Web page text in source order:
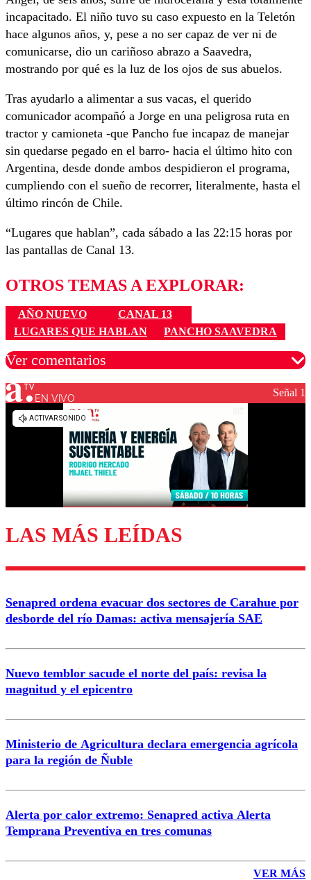
incapacitado. El niño tuvo su caso expuesto en la Teletón
hace algunos años, y, pese a no ser capaz de ver ni de
comunicarse, dio un cariñoso abrazo a Saavedra,
mostrando por qué es la luz de los ojos de sus abuelos.
Tras ayudarlo a alimentar a sus vacas, el querido
comunicador acompañó a Jorge en una peligrosa ruta en
tractor y camioneta -que Pancho fue incapaz de manejar
sin quedarse pegado en el barro- hacia el último hito con
Argentina, desde donde ambos despidieron el programa,
cumpliendo con el sueño de recorrer, literalmente, hasta el
último rincón de Chile.
“Lugares que hablan”, cada sábado a las 22:15 horas por
las pantallas de Canal 13.
OTROS TEMAS A EXPLORAR:
AÑO NUEVO
CANAL 13
LUGARES QUE HABLAN
PANCHO SAAVEDRA
Ver comentarios
Los comentarios son moderados para garantizar un
Enviar comentario
EN VIVO Señal 1
LAS MÁS LEÍDAS
Senapred ordena evacuar dos sectores de Carahue por
desborde del río Damas: activa mensajería SAE
Nuevo temblor sacude el norte del país: revisa la
magnitud y el epicentro
Ministerio de Agricultura declara emergencia agrícola
para la región de Ñuble
Alerta por calor extremo: Senapred activa Alerta
Temprana Preventiva en tres comunas
VER MÁS